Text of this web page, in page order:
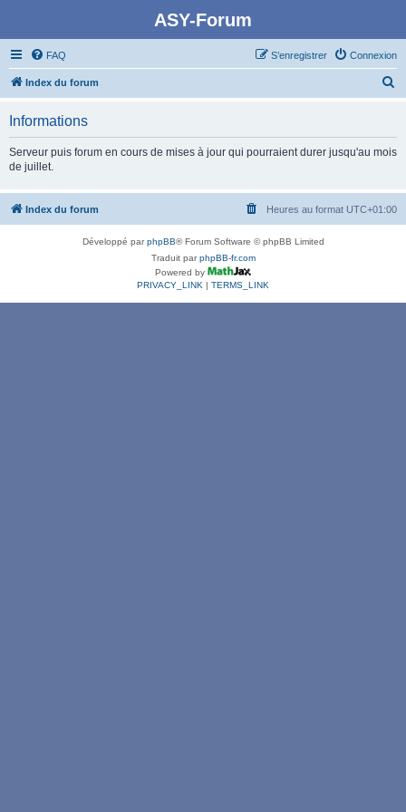
ASY-Forum
FAQ Connexion
S’enregistrer
Index du forum
c
Informations
Serveur puis forum en cours de mises à jour qui pourraient durer jusqu'au mois
de juillet.
Index du forum Heures au format UTC+01:00
Développé parphpBB® Forum Software © phpBB Limited
Traduit parphpBB-fr.com
Powered by
PRIVACY_LINK | TERMS_LINK